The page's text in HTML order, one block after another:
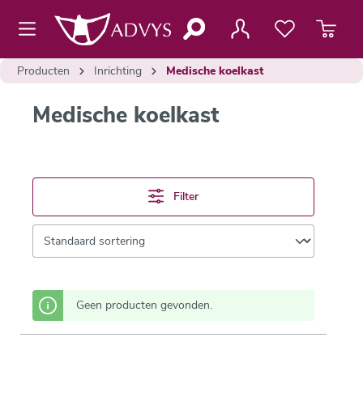
hoofdinhoud
Producten Inrichting Medische koelkast
Medische koelkast
Filter
Geen producten gevonden.